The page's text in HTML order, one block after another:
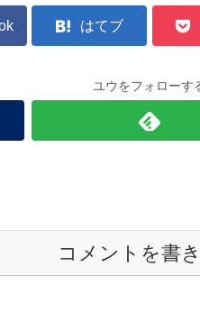
はてブ
ユウをフォローす
コメントを書